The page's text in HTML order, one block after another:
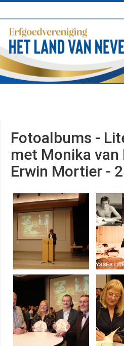
Fotoalbums -
met Monika van
Erwin Mortier -